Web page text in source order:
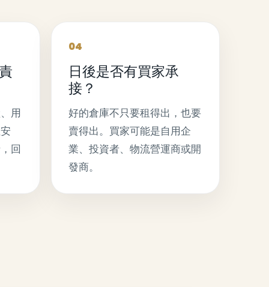
用
回
04
日後是否有買家承
接？
好的倉庫不只要租得出，也要
賣得出。買家可能是自用企
業、投資者、物流營運商或開
發商。